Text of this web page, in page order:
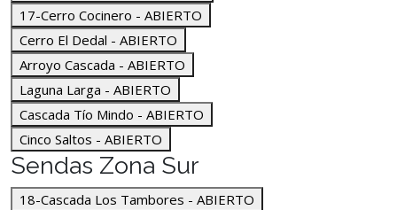
17-Cerro Cocinero - ABIERTO
Cerro El Dedal - ABIERTO
Arroyo Cascada - ABIERTO
Laguna Larga - ABIERTO
Cascada Tío Mindo - ABIERTO
Cinco Saltos - ABIERTO
Sendas Zona Sur
18-Cascada Los Tambores - ABIERTO